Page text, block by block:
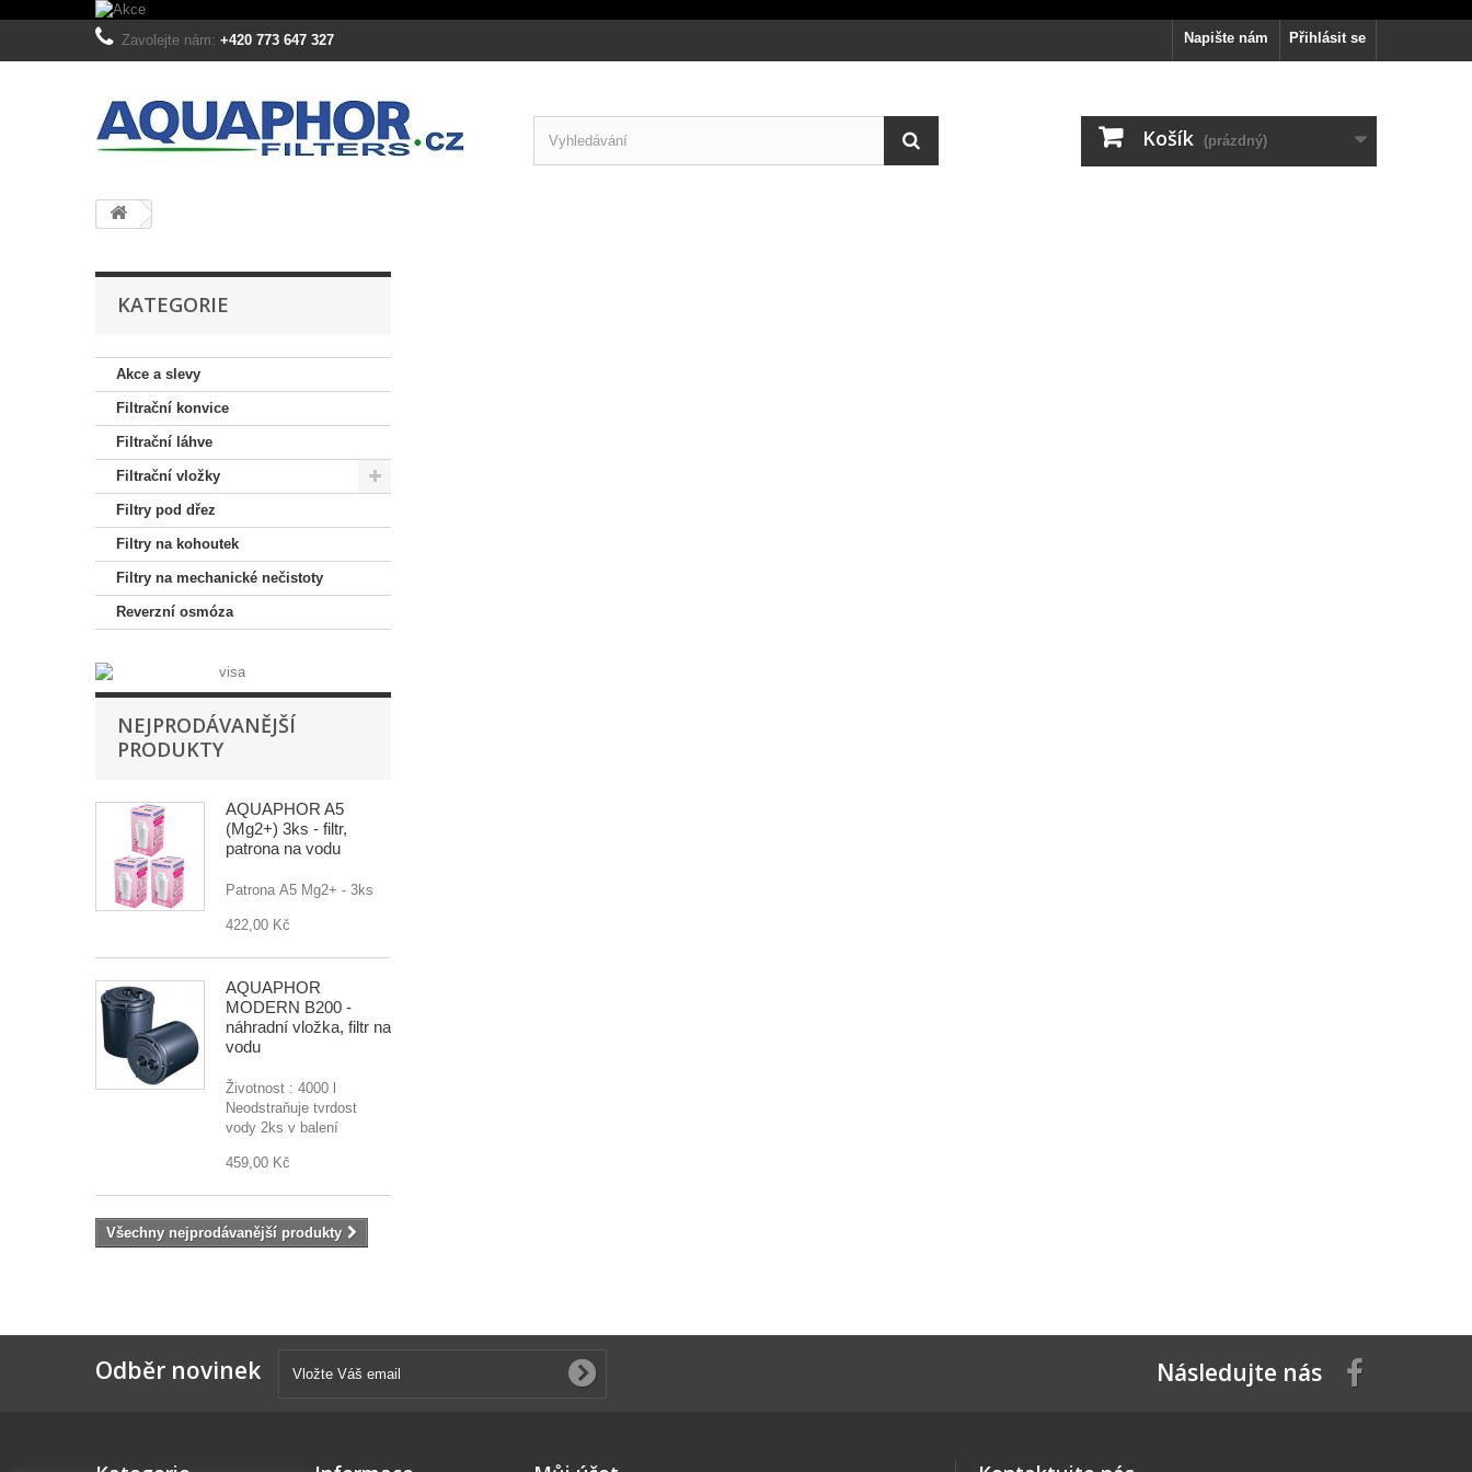
Přihlásit se
Napište nám
Zavolejte nám: +420 773 647 327
Košík (prázdný)
KATEGORIE
Akce a slevy
Filtrační konvice
Filtrační láhve
Filtrační vložky
Filtry pod dřez
Filtry na kohoutek
Filtry na mechanické nečistoty
Reverzní osmóza
NEJPRODÁVANĚJŠÍ
PRODUKTY
AQUAPHOR A5
(Mg2+) 3ks - filtr,
patrona na vodu
Patrona A5 Mg2+ - 3ks
422,00 Kč
AQUAPHOR
MODERN B200 -
náhradní vložka, filtr na
vodu
Životnost : 4000 l
Neodstraňuje tvrdost
vody 2ks v balení
459,00 Kč
Všechny nejprodávanější produkty
Odběr novinek Následujte nás